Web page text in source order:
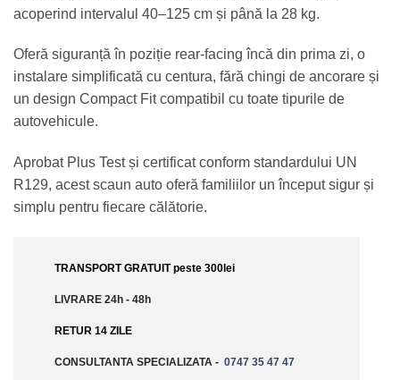
acoperind intervalul 40–125 cm și până la 28 kg.
Oferă siguranță în poziție rear-facing încă din prima zi, o
instalare simplificată cu centura, fără chingi de ancorare și
un design Compact Fit compatibil cu toate tipurile de
autovehicule.
Aprobat Plus Test și certificat conform standardului UN
R129, acest scaun auto oferă familiilor un început sigur și
simplu pentru fiecare călătorie.
TRANSPORT GRATUIT peste 300lei
LIVRARE 24h - 48h
RETUR 14 ZILE
CONSULTANTA SPECIALIZATA - 0747 35 47 47